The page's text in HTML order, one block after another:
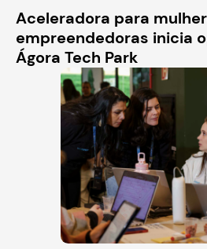
Aceleradora para
empreendedoras inicia
Ágora Tech Park